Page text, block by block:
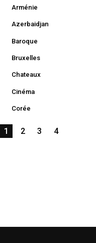
Arménie
Azerbaidjan
Baroque
Bruxelles
Chateaux
Cinéma
Corée
1 2 3 4